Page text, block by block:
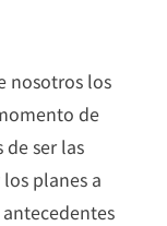
nosotros los
de
ser las
planes a